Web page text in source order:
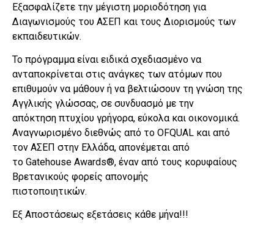
Εξασφαλίζετε την μέγιστη μοριοδότηση για
Διαγωνισμούς του ΑΣΕΠ και τους Διορισμούς των
εκπαιδευτικών.
Το πρόγραμμα είναι ειδικά σχεδιασμένο να
ανταποκρίνεται στις ανάγκες των ατόμων που
επιθυμούν να μάθουν ή να βελτιώσουν τη γνώση της
Αγγλικής γλώσσας, σε συνδυασμό με την
απόκτηση πτυχίου γρήγορα, εύκολα και οικονομικά.
Αναγνωρισμένο διεθνώς από το OFQUAL και από
τον ΑΣΕΠ στην Ελλάδα, απονέμεται από
το Gatehouse Awards®, έναν από τους κορυφαίους
Βρετανικούς φορείς απονομής
πιστοποιητικών.
Εξ Αποστάσεως εξετάσεις κάθε μήνα!!!